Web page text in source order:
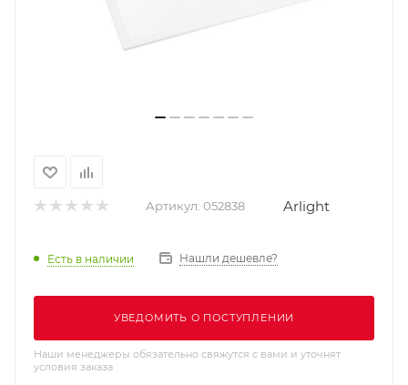
Артикул: 052838 Arlight
Есть в наличии Нашли дешевле?
УВЕДОМИТЬ О ПОСТУПЛЕНИИ
Наши менеджеры обязательно свяжутся с вами и уточнят
условия заказа